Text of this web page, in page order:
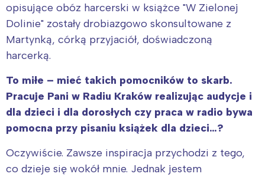
opisujące obóz harcerski w książce "W Zielonej
Dolinie" zostały drobiazgowo skonsultowane z
Martynką, córką przyjaciół, doświadczoną
harcerką.
To miłe – mieć takich pomocników to skarb.
Pracuje Pani w Radiu Kraków realizując audycje i
dla dzieci i dla dorosłych czy praca w radio bywa
pomocna przy pisaniu książek dla dzieci…?
Oczywiście. Zawsze inspiracja przychodzi z tego,
co dzieje się wokół mnie. Jednak jestem